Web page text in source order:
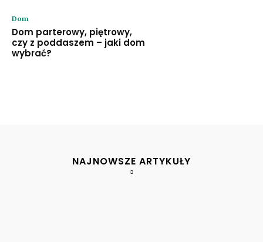
Dom
Dom parterowy, piętrowy,
czy z poddaszem – jaki dom
wybrać?
NAJNOWSZE ARTYKUŁY